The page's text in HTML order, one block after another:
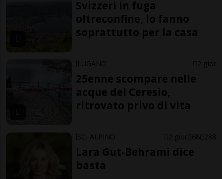
Svizzeri in fuga
oltreconfine, lo fanno
soprattutto per la casa
LUGANO 2 gior
25enne scompare nelle
acque del Ceresio,
ritrovato privo di vita
SCI ALPINO 2 gior 68 288
Lara Gut-Behrami dice
basta